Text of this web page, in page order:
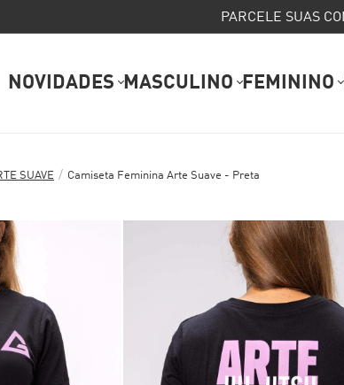
PARCELE SUAS
NOVIDADES MASCULINO FEMININO
SUAVE / Camiseta Feminina Arte Suave - Preta